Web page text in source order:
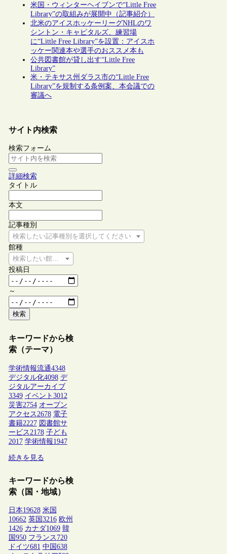
米国・ウィンターヘイブンで“Little Free
Library”の取組みが展開中（記事紹介）
北米のアイスホッケーリーグNHLのワ
シントン・キャピタルズ、練習場
に“Little Free Library”を設置：アイスホ
ッケー関連本や選手のおススメ本も
公共図書館が貸し出す“Little Free
Library”
米・テキサス州ダラス市の“Little Free
Library”を規制する条例案、本会議での
審議へ
サイト内検索
検索フォーム
詳細検索
タイトル
本文
記事種別
検索したい記事種別を選択してください
館種
検索したい館種を選択してください
投稿日
～
検索
キーワードから検
索（テーマ）
学術情報流通4348
デジタル化4098 デ
ジタルアーカイブ
3349 イベント 3012
災害2754 オープン
アクセス 2678 電子
書籍2227 図書館サ
ービス 2178 子ども
2017 学術情報1947
続きを見る
キーワードから検
索（国・地域）
日本19628 米国
10662 英国 3216 欧州
1426 カナダ1069 韓
国 950 フランス 720
ドイツ681 中国 638